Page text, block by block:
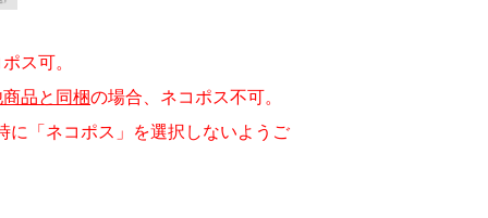
ス可。
品と同梱の場合、ネコポス不可。
に「ネコポス」を選択しないようご